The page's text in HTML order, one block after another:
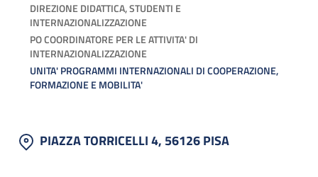
DIREZIONE DIDATTICA, STUDENTI E
INTERNAZIONALIZZAZIONE
PO COORDINATORE PER LE ATTIVITA' DI
INTERNAZIONALIZZAZIONE
UNITA' PROGRAMMI INTERNAZIONALI DI COOPERAZIONE,
FORMAZIONE E MOBILITA'
PIAZZA TORRICELLI 4, 56126 PISA